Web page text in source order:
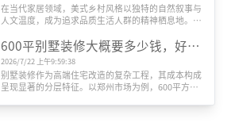
在当代家居领域，美式乡村风格以独特的自然叙事与
人文温度，成为追求品质生活人群的精神栖息地。这
建人与自然的深度对话，其价值体现在设计哲学与实
用主义的双重维度。
600平别墅装修大概要多少钱，好的别墅装修公司推荐
2026/7/22 上午9:59:38
别墅装修作为高端住宅改造的复杂工程，其成本构成
呈现显著的分层特征。以郑州市场为例，600平方米